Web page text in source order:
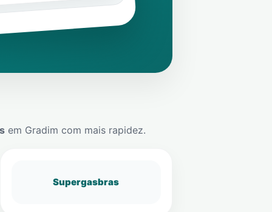
em Gradim com mais rapidez.
Supergasbras